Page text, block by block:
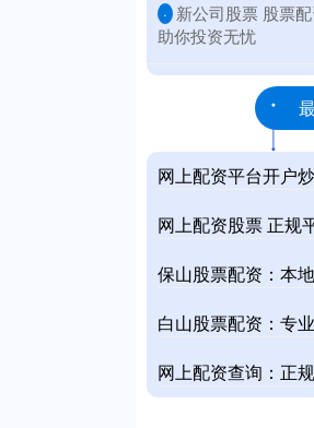
· 新公司股票 股票
助你投资无忧
网上配资平台开户
网上配资股票 正规
保山股票配资：本
白山股票配资：专
网上配资查询：正